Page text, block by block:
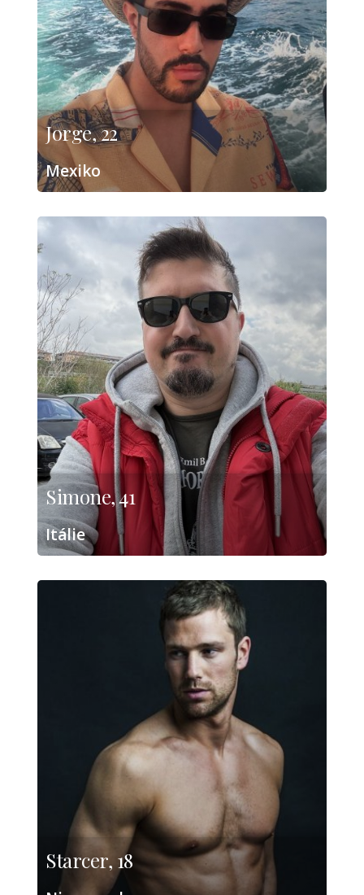
Jorge, 22
Mexiko
Simone, 41
Itálie
Starcer, 18